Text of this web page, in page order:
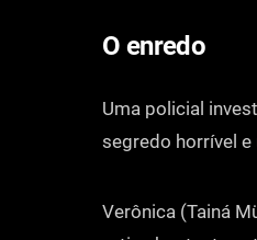
O enredo
Uma policial
segredo horrível
Verônica (Tainá